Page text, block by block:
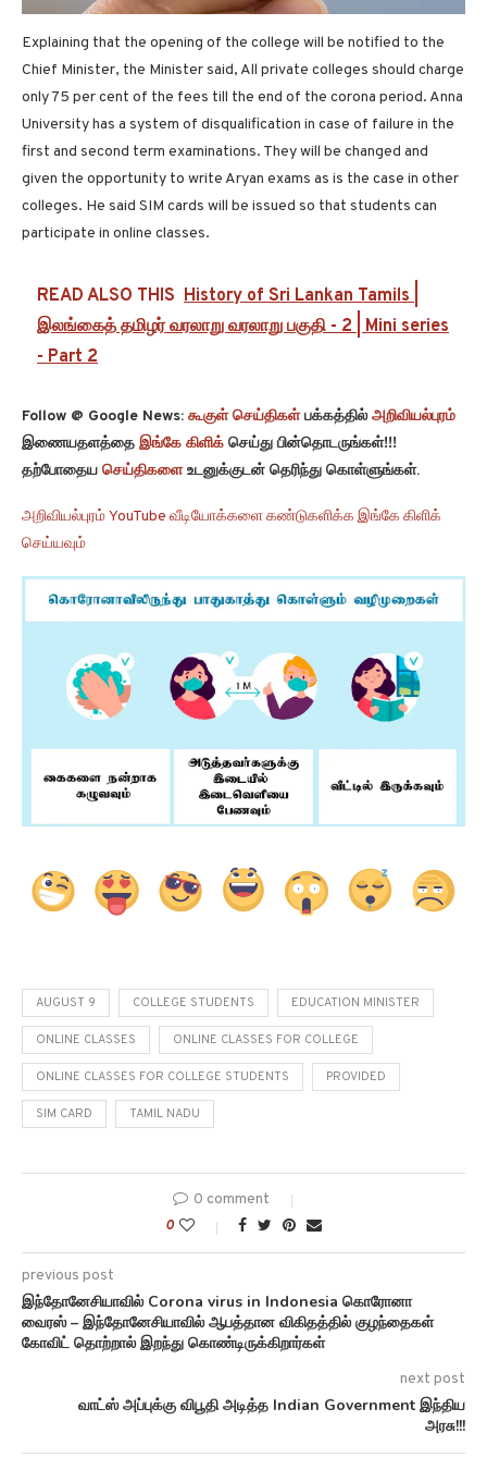
Explaining that the opening of the college will be notified to the
Chief Minister, the Minister said, All private colleges should charge
only 75 per cent of the fees till the end of the corona period. Anna
University has a system of disqualification in case of failure in the
first and second term examinations. They will be changed and
given the opportunity to write Aryan exams as is the case in other
colleges. He said SIM cards will be issued so that students can
participate in online classes.
READ ALSO THIS History of Sri Lankan Tamils |
இலங்கைத் தமிழர் வரலாறு வரலாறு பகுதி - 2 | Mini series
- Part 2
Follow @ Google News: கூகுள் செய்திகள்பக்கத்தில் அறிவியல்புரம்
இணையதளத்தை இங்கே கிளிக் செய்து பின்தொடருங்கள்!!!
தற்போதைய செய்திகளைஉடனுக்குடன் தெரிந்து கொள்ளுங்கள்.
அறிவியல்புரம் YouTube வீடியோக்களை கண்டுகளிக்க இங்கே கிளிக்
செய்யவும்
AUGUST 9 COLLEGE STUDENTS EDUCATION MINISTER
ONLINE CLASSES ONLINE CLASSES FOR COLLEGE
ONLINE CLASSES FOR COLLEGE STUDENTS PROVIDED
SIM CARD TAMIL NADU
0 comment
0
previous post
இந்தோனேசியாவில் Corona virus in Indonesia கொரோனா
வைரஸ் – இந்தோனேசியாவில் ஆபத்தான விகிதத்தில் குழந்தைகள்
கோவிட் தொற்றால் இறந்து கொண்டிருக்கிறார்கள்
next post
வாட்ஸ் அப்புக்கு விபூதி அடித்த Indian Government இந்திய
அரசு!!!